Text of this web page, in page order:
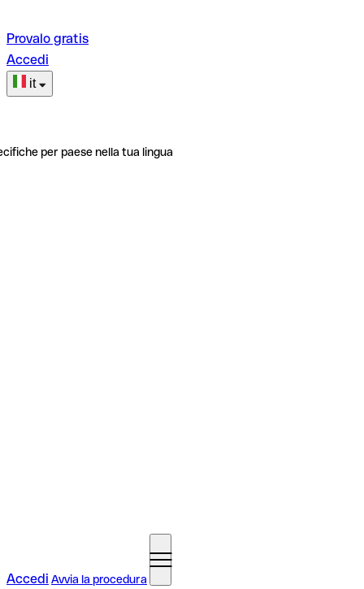
Provalo gratis
Accedi
it
per paese nella tua lingua
Accedi Avvia la procedura